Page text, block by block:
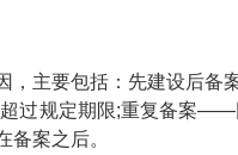
主要包括：先建设后备
过规定期限;重复备案——
案之后。